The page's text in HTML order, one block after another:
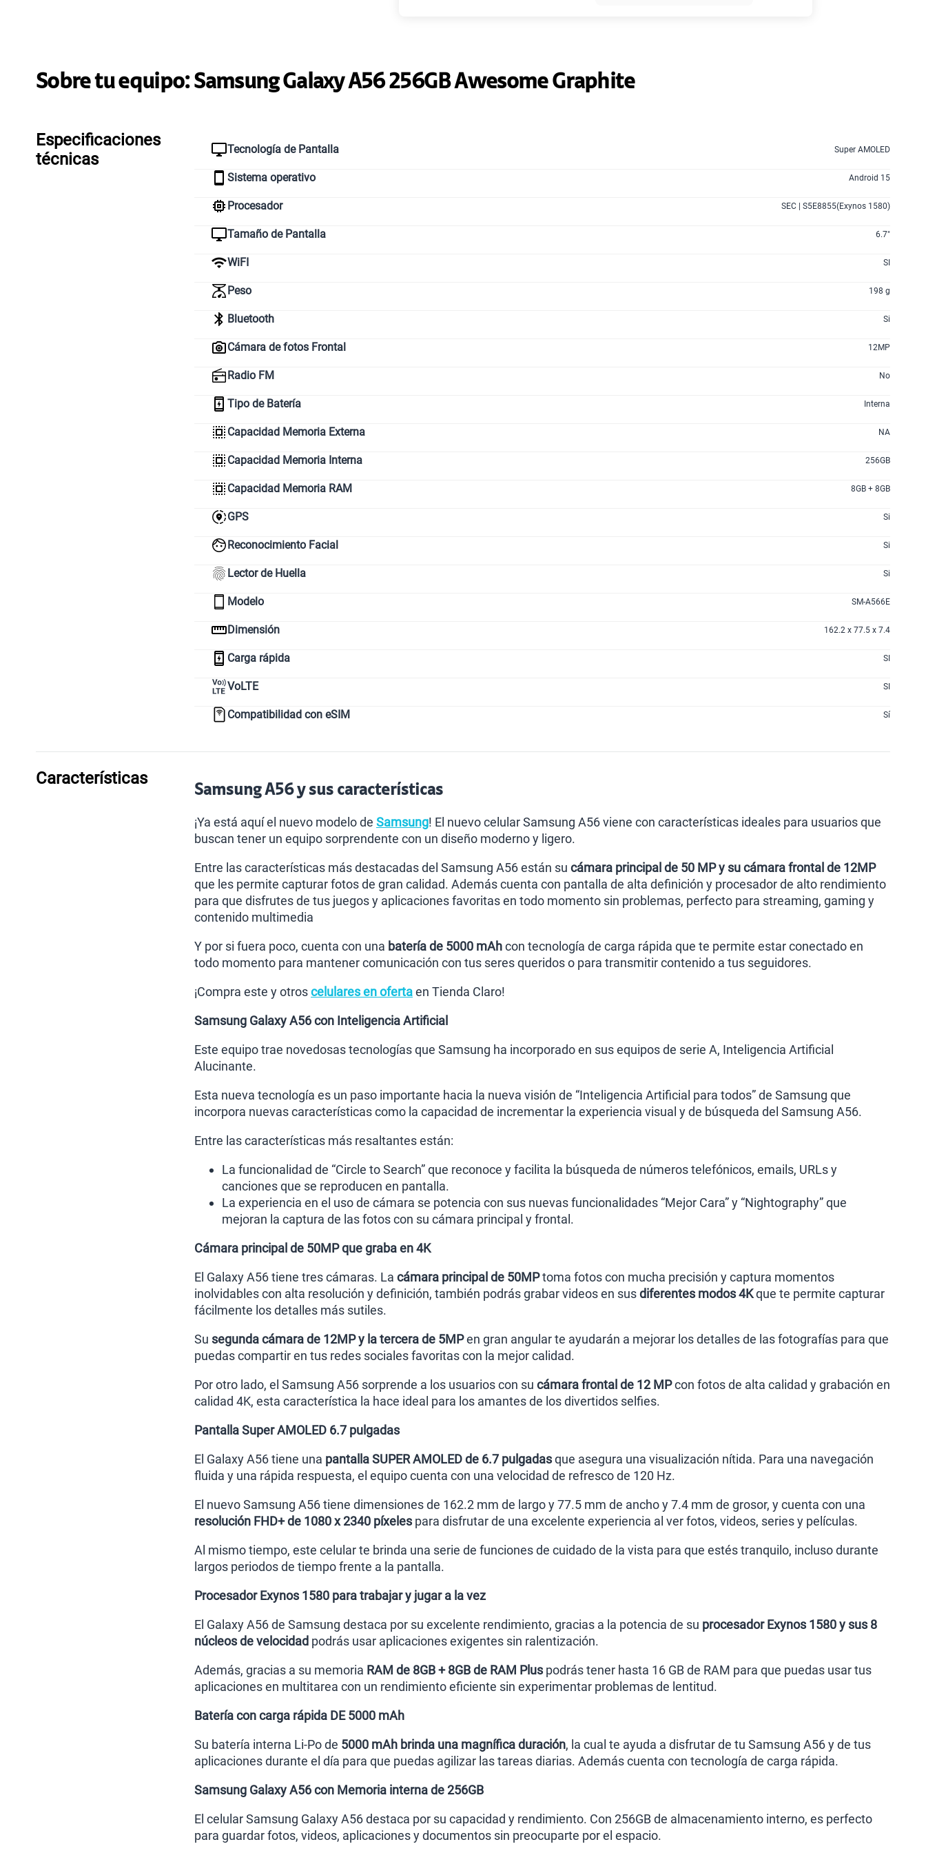
en alta velocidad
Sobre tu equipo:SamsungGalaxy A56 256GB Awesome Graphite
Especificaciones
técnicas
Tecnología de Pantalla Super AMOLED
Sistema operativo Android 15
Procesador SEC | S5E8855(Exynos 1580)
Tamaño de Pantalla 6.7"
WiFI SI
Peso 198 g
Bluetooth Si
Cámara de fotos Frontal 12MP
Radio FM No
Tipo de Batería Interna
Capacidad Memoria Externa NA
Capacidad Memoria Interna 256GB
Capacidad Memoria RAM 8GB + 8GB
GPS Si
Reconocimiento Facial Si
Lector de Huella Si
Modelo SM-A566E
Dimensión 162.2 x 77.5 x 7.4
Carga rápida SI
VoLTE SI
Compatibilidad con eSIM Sí
Características
Samsung A56 y sus características
¡Ya está aquí el nuevo modelo de Samsung! El nuevo celular Samsung A56 viene con características ideales para usuarios que
buscan tener un equipo sorprendente con un diseño moderno y ligero.
Entre las características más destacadas del Samsung A56 están su cámara principal de 50 MP y su cámara frontal de 12MP
que les permite capturar fotos de gran calidad. Además cuenta con pantalla de alta definición y procesador de alto rendimiento
para que disfrutes de tus juegos y aplicaciones favoritas en todo momento sin problemas, perfecto para streaming, gaming y
contenido multimedia
Y por si fuera poco, cuenta con una batería de 5000 mAhcon tecnología de carga rápida que te permite estar conectado en
todo momento para mantener comunicación con tus seres queridos o para transmitir contenido a tus seguidores.
¡Compra este y otroscelulares en ofertaen Tienda Claro!
Samsung Galaxy A56 con Inteligencia Artificial
Este equipo trae novedosas tecnologías que Samsung ha incorporado en sus equipos de serie A, Inteligencia Artificial
Alucinante.
Esta nueva tecnología es un paso importante hacia la nueva visión de “Inteligencia Artificial para todos” de Samsung que
incorpora nuevas características como la capacidad de incrementar la experiencia visual y de búsqueda del Samsung A56.
Entre las características más resaltantes están:
La funcionalidad de “Circle to Search” que reconoce y facilita la búsqueda de números telefónicos, emails, URLs y
canciones que se reproducen en pantalla.
La experiencia en el uso de cámara se potencia con sus nuevas funcionalidades “Mejor Cara” y “Nightography” que
mejoran la captura de las fotos con su cámara principal y frontal.
Cámara principal de 50MP que graba en 4K
El Galaxy A56 tiene tres cámaras. La cámara principal de 50MPtoma fotos con mucha precisión y captura momentos
inolvidables con alta resolución y definición, también podrás grabar videos en susdiferentes modos 4Kque te permite capturar
fácilmente los detalles más sutiles.
Su segunda cámara de 12MP y la tercera de 5MPen gran angular te ayudarán a mejorar los detalles de las fotografías para que
puedas compartir en tus redes sociales favoritas con la mejor calidad.
Por otro lado, el Samsung A56 sorprende a los usuarios con su cámara frontal de 12 MPcon fotos de alta calidad y grabación en
calidad 4K, esta característica la hace ideal para los amantes de los divertidos selfies.
Pantalla Super AMOLED 6.7 pulgadas
El Galaxy A56 tiene una pantalla SUPER AMOLED de 6.7 pulgadasque asegura una visualización nítida. Para una navegación
fluida y una rápida respuesta, el equipo cuenta con una velocidad de refresco de 120 Hz.
El nuevo Samsung A56 tiene dimensiones de 162.2 mm de largo y 77.5 mm de ancho y 7.4 mm de grosor, y cuenta con una
resolución FHD+ de 1080 x 2340 píxeles para disfrutar de una excelente experiencia al ver fotos, videos, series y películas.
Al mismo tiempo, este celular te brinda una serie de funciones de cuidado de la vista para que estés tranquilo, incluso durante
largos periodos de tiempo frente a la pantalla.
Procesador Exynos 1580 para trabajar y jugar a la vez
El Galaxy A56 de Samsung destaca por su excelente rendimiento, gracias a la potencia de su procesador Exynos 1580 y sus 8
núcleos de velocidad podrás usar aplicaciones exigentes sin ralentización.
Además, gracias a su memoria RAM de 8GB + 8GB de RAM Plus podrás tener hasta 16 GB de RAM para que puedas usar tus
aplicaciones en multitarea con un rendimiento eficiente sin experimentar problemas de lentitud.
Batería con carga rápida DE 5000 mAh
Su batería interna Li-Po de 5000 mAh brinda una magnífica duración, la cual te ayuda a disfrutar de tu Samsung A56 y de tus
aplicaciones durante el día para que puedas agilizar las tareas diarias. Además cuenta con tecnología de carga rápida.
Samsung Galaxy A56 con Memoria interna de 256GB
El celular Samsung Galaxy A56 destaca por su capacidad y rendimiento. Con 256GB de almacenamiento interno, es perfecto
para guardar fotos, videos, aplicaciones y documentos sin preocuparte por el espacio.